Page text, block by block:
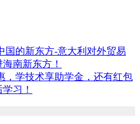
国的新东方-意大利对外贸易
南新东方！
，学技术享助学金，还有红包
习！